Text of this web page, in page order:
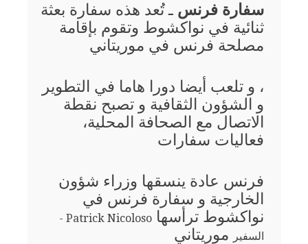
سفارة فرنس ـ تُعد هذه سفارة بعثة
ثنائية في نواكشوط وتقوم بإقامة
مصلحة فرنس في موريتاني
، و تلعب أيضا دورا هاما في التطوير
و الشؤون الثقافية و تصبح نقطة
الاتصال مع الصحافة المحلية،
فعاليات سفارات
فرنس عادة ينسقها وزراء شؤون
الخارجية و سفارة فرنس في
نواكشوط ترأسها
Patrick Nicoloso -
السفير
موريتاني